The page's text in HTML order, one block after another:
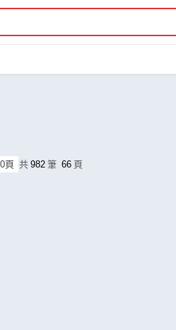
頁 共 982 筆 66 頁